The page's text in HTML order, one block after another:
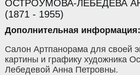
ОСТРОУМОВА-ЛЕБЕДЕВА
(1871 - 1955)
Дополнительная информация:
Салон Артпанорама для своей
картины и графику художника
Лебедевой Анна Петровны.